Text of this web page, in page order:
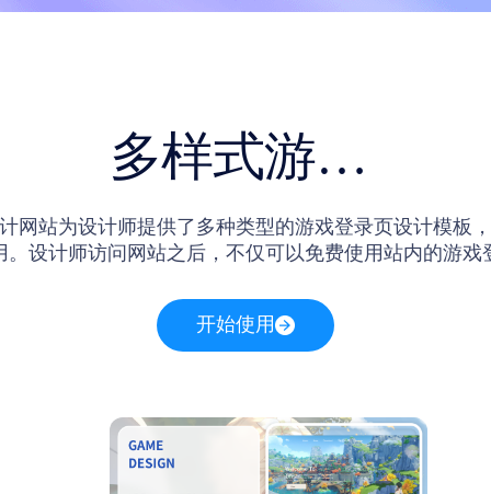
多样式游戏登录页设计模板
网站为设计师提供了多种类型的游戏登录页设计模板
。设计师访问网站之后，不仅可以免费使用站内的游戏
板。
开始使用